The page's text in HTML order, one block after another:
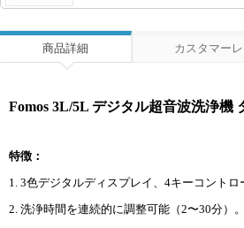
商品詳細 カスタマー
Fomos 3L/5L デジタル超音波洗浄機
特徴：
1. 3色デジタルディスプレイ、4キーコント
2. 洗浄時間を連続的に調整可能（2〜30分）。